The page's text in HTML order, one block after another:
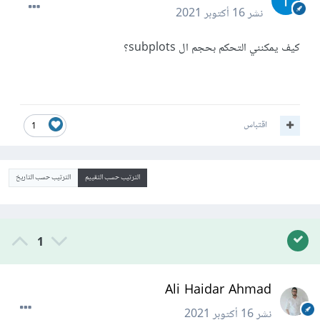
نشر16 أكتوبر 2021
كيف يمكنني التحكم بحجم ال subplots؟
1 اقتباس
الترتيب حسب التقييم الترتيب حسب التاريخ
1
Ali Haidar Ahmad
نشر16 أكتوبر 2021